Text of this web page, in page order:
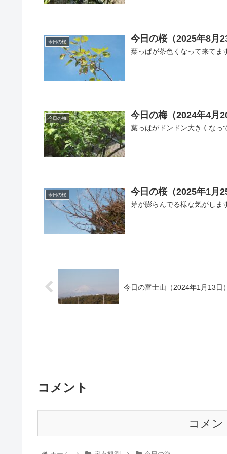
今日の桜 今日の桜（2025年8月
葉っぱが茶色くなって来てま
今日の梅 今日の梅（2024年4月
葉っぱがドンドン大きくなっ
今日の桜 今日の桜（2025年1月
芽が膨らんでる様な気がしま
今日の富士山（2024年1月13日）
コメント
コメン